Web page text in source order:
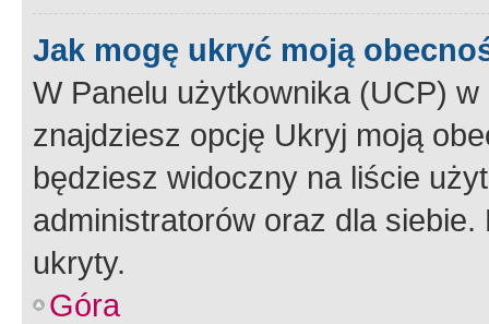
Jak mogę ukryć moją
W Panelu użytkownika (UCP) w
znajdziesz opcję Ukryj moją
będziesz widoczny na liście
administratorów oraz dla
ukryty.
Góra